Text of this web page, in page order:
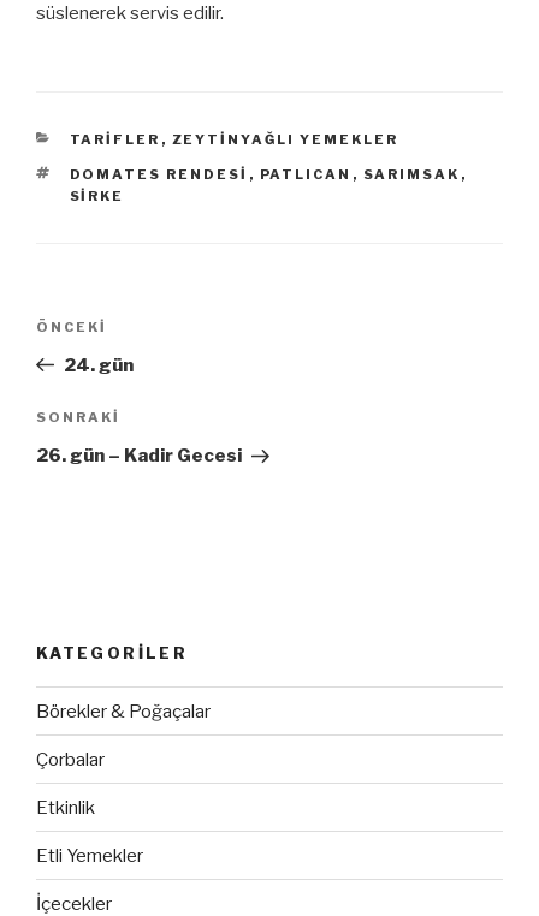
süslenerek servis edilir.
KATEGORILER
TARIFLER , ZEYTINYAĞLI YEMEKLER
ETIKETLER
DOMATES RENDESI , PATLICAN , SARIMSAK ,
SIRKE
Yazı
Önceki
Yazı
ÖNCEKI
24. gün
Sonraki
Yazı
SONRAKI
26. gün – Kadir Gecesi
KATEGORILER
Börekler & Poğaçalar
Çorbalar
Etkinlik
Etli Yemekler
İçecekler